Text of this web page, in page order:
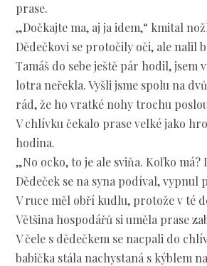
prase.
„Dočkajte ma, aj ja idem,“ kmital
Dědečkovi se protočily oči, ale nalil
Tamáš do sebe ještě pár hodil,
lotra neřekla. Vyšli jsme spolu na
rád, že ho vratké nohy trochu
V chlívku čekalo prase velké jako
hodina.
„No ocko, to je ale sviňa. Koľko
Dědeček se na syna podíval, vypnul
V ruce měl obří kudlu, protože v té
Většina hospodářů si uměla prase
V čele s dědečkem se nacpali do
babička stála nachystaná s kýblem